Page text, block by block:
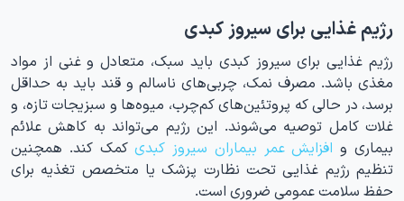
رژیم غذایی برای سیروز کبدی
رژیم غذایی برای سیروز کبدی باید سبک، متعادل و غنی از مواد
مغذی باشد. مصرف نمک، چربی‌های ناسالم و قند باید به حداقل
برسد، در حالی که پروتئین‌های کم‌چرب، میوه‌ها و سبزیجات تازه، و
غلات کامل توصیه می‌شوند. این رژیم می‌تواند به کاهش علائم
بیماری و افزایش عمر بیماران سیروز کبدیکمک کند. همچنین
تنظیم رژیم غذایی تحت نظارت پزشک یا متخصص تغذیه برای
حفظ سلامت عمومی ضروری است.